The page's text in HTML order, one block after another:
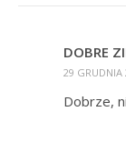
DOBRE
29 GRUDNIA
Dobrze,